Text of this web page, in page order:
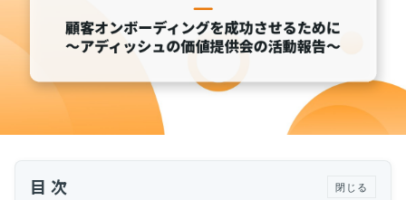
既存営業 AI BPO
カスタマーサポート代行
CSツール導入・運用支援
ツール選定・運用支援
Zendesk導入支援
目次 閉じる